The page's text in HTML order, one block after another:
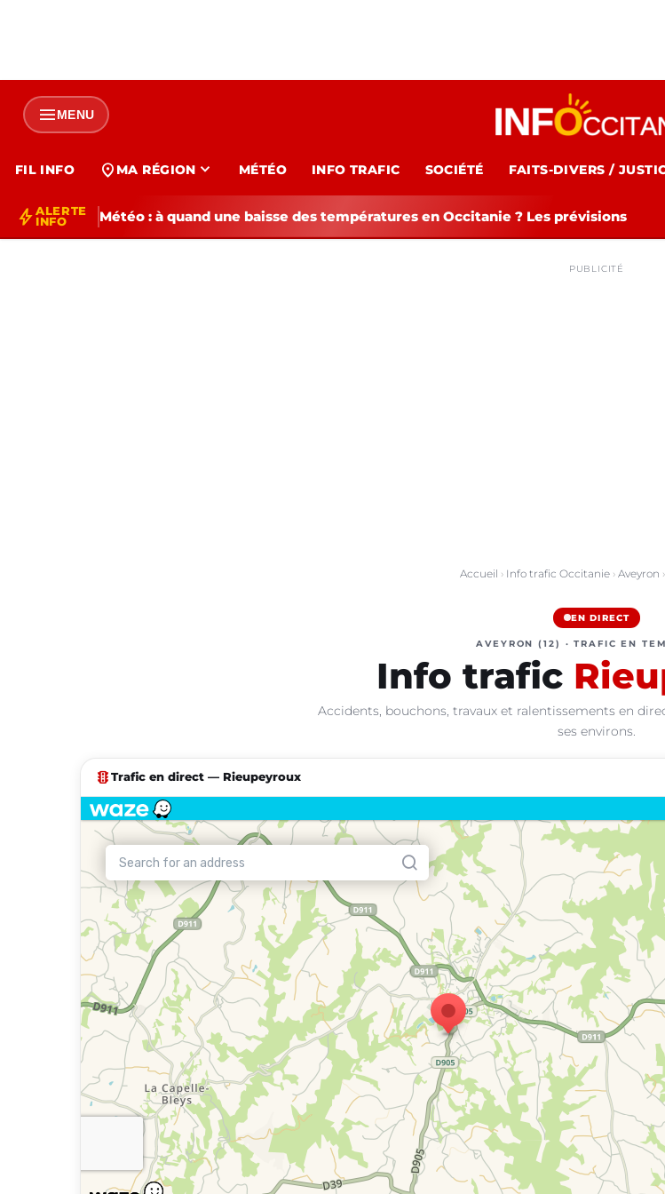
menuMENU
FIL INFO location_on MA RÉGION expand_more MÉTÉO INFO TRAFIC SOCIÉTÉ FAITS-DIVERS /
bolt ALERTE
INFO
Météo : à quand une baisse des températures en Occitanie ? Les prévisions
PUBLICITÉ
Accueil › Info trafic Occitanie › Aveyron
EN DIRECT
AVEYRON (12) · TRAFIC EN
Info trafic
Accidents, bouchons, travaux et ralentissements en
ses environs.
traffic Trafic en direct — Rieupeyroux